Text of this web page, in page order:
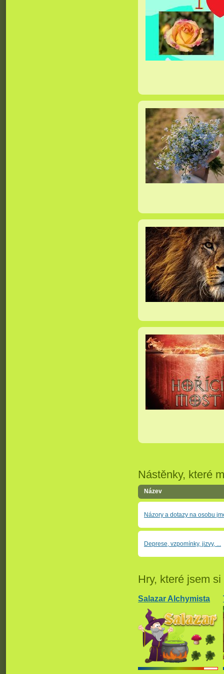
Nástěnky, které
Název
Názory a dotazy na osobu
Deprese, vzpomínky, jizvy, ...
Hry, které jsem
Salazar Alchymista